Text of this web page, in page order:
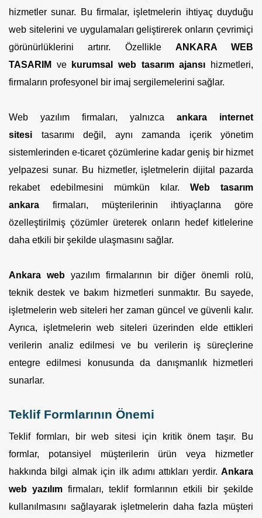
hizmetler sunar. Bu firmalar, işletmelerin ihtiyaç duyduğu
web sitelerini ve uygulamaları geliştirerek onların çevrimiçi
görünürlüklerini artırır. Özellikle ANKARA WEB
TASARIM
ve kurumsal web tasarım ajansı hizmetleri,
firmaların profesyonel bir imaj sergilemelerini sağlar.
Web yazılım firmaları, yalnızca ankara internet
sitesi tasarımı değil, aynı zamanda içerik yönetim
sistemlerinden e-ticaret çözümlerine kadar geniş bir hizmet
yelpazesi sunar. Bu hizmetler, işletmelerin dijital pazarda
rekabet edebilmesini mümkün kılar. Web tasarım
ankara firmaları, müşterilerinin ihtiyaçlarına göre
özelleştirilmiş çözümler üreterek onların hedef kitlelerine
daha etkili bir şekilde ulaşmasını sağlar.
Ankara web yazılım firmalarının bir diğer önemli rolü,
teknik destek ve bakım hizmetleri sunmaktır. Bu sayede,
işletmelerin web siteleri her zaman güncel ve güvenli kalır.
Ayrıca, işletmelerin web siteleri üzerinden elde ettikleri
verilerin analiz edilmesi ve bu verilerin iş süreçlerine
entegre edilmesi konusunda da danışmanlık hizmetleri
sunarlar.
Teklif Formlarının Önemi
Teklif formları, bir web sitesi için kritik önem taşır. Bu
formlar, potansiyel müşterilerin ürün veya hizmetler
hakkında bilgi almak için ilk adımı attıkları yerdir. Ankara
web yazılım firmaları, teklif formlarının etkili bir şekilde
kullanılmasını sağlayarak işletmelerin daha fazla müşteri